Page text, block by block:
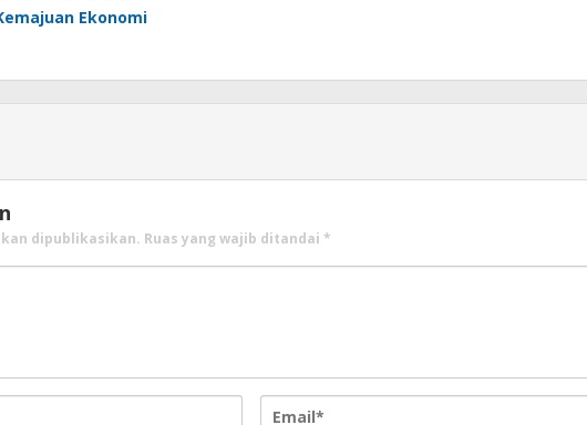
Ekonomi
dipublikasikan. Ruas yang wajib ditandai *